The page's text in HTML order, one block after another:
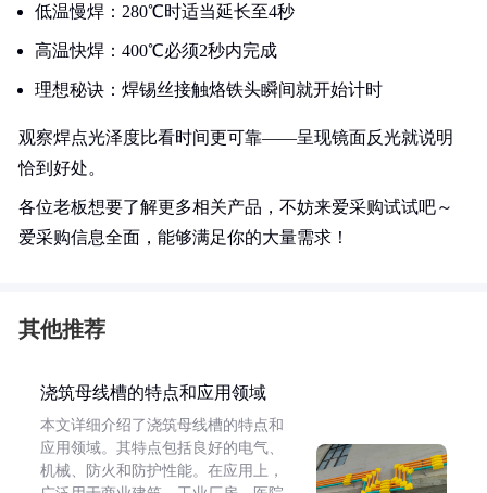
低温慢焊：280℃时适当延长至4秒
高温快焊：400℃必须2秒内完成
理想秘诀：焊锡丝接触烙铁头瞬间就开始计时
观察焊点光泽度比看时间更可靠——呈现镜面反光就说明
恰到好处。
各位老板想要了解更多相关产品，不妨来爱采购试试吧～
爱采购信息全面，能够满足你的大量需求！
其他推荐
浇筑母线槽的特点和应用领域
本文详细介绍了浇筑母线槽的特点和
应用领域。其特点包括良好的电气、
机械、防火和防护性能。在应用上，